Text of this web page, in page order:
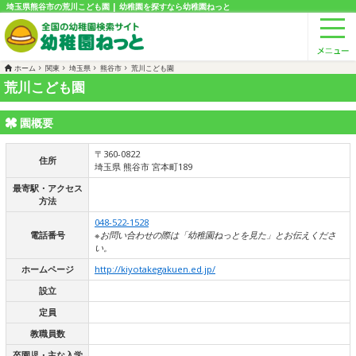
埼玉県熊谷市の荒川こども園 | 幼稚園を探すなら幼稚園ねっと
ホーム 関東 埼玉県 熊谷市 荒川こども園
荒川こども園
園概要
住所
〒360-0822
埼玉県 熊谷市 宮本町189
最寄駅・アクセス
方法
電話番号
048-522-1528
※お問い合わせの際は「幼稚園ねっとを見た」とお伝えくださ
い。
ホームページ
http://kiyotakegakuen.ed.jp/
設立
定員
教職員数